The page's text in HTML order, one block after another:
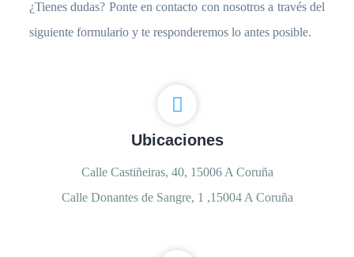
¿Tienes dudas? Ponte en contacto con nosotros a través del
siguiente formulario y te responderemos lo antes posible.
Ubicaciones
Calle Castiñeiras, 40, 15006 A Coruña
Calle Donantes de Sangre, 1 ,15004 A Coruña